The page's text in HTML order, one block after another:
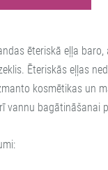
ēteriskā eļļa
Ēteriskās eļļas
kosmētikas un
vannu bagātināšanai